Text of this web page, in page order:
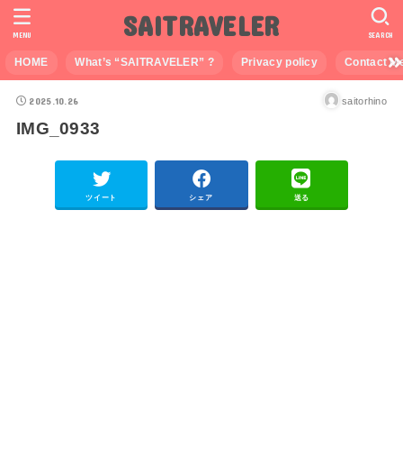
SAITRAVELER
HOME What’s “SAITRAVELER” ? Privacy policy Contact
SEARCH
MENU
2025.10.26 saitorhino
IMG_0933
ツイート シェア 送る